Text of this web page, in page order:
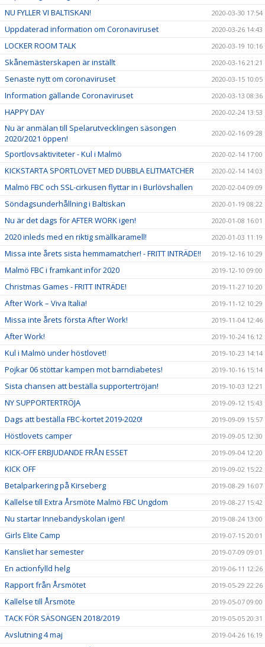
NU FYLLER VI BALTISKAN! 2020-03-30 17:54
Uppdaterad information om Coronaviruset 2020-03-26 14:43
LOCKER ROOM TALK 2020-03-19 10:16
Skånemästerskapen är inställt 2020-03-16 21:21
Senaste nytt om coronaviruset 2020-03-15 10:05
Information gällande Coronaviruset 2020-03-13 08:36
HAPPY DAY 2020-02-24 13:53
Nu är anmälan till Spelarutvecklingen säsongen
2020/2021 öppen!
2020-02-16 09:28
Sportlovsaktiviteter - Kul i Malmö 2020-02-14 17:00
KICKSTARTA SPORTLOVET MED DUBBLA ELITMATCHER 2020-02-14 14:03
Malmö FBC och SSL-cirkusen flyttar in i Burlövshallen 2020-02-04 09:09
Söndagsunderhållning i Baltiskan 2020-01-19 08:22
Nu är det dags för AFTER WORK igen! 2020-01-08 16:01
2020 inleds med en riktig smällkaramell! 2020-01-03 11:19
Missa inte årets sista hemmamatcher! - FRITT INTRÄDE!! 2019-12-16 10:29
Malmö FBC i framkant inför 2020 2019-12-10 09:00
Christmas Games - FRITT INTRÄDE! 2019-11-27 10:20
After Work – Viva Italia! 2019-11-12 10:29
Missa inte årets första After Work! 2019-11-04 12:46
After Work! 2019-10-24 16:12
Kul i Malmö under höstlovet! 2019-10-23 14:14
Pojkar 06 stöttar kampen mot barndiabetes! 2019-10-16 15:14
Sista chansen att beställa supportertröjan! 2019-10-03 12:21
NY SUPPORTERTRÖJA 2019-09-12 15:43
Dags att beställa FBC-kortet 2019-2020! 2019-09-09 15:57
Höstlovets camper 2019-09-05 12:30
KICK-OFF ERBJUDANDE FRÅN ESSET 2019-09-04 12:20
KICK OFF 2019-09-02 15:22
Betalparkering på Kirseberg 2019-08-29 16:07
Kallelse till Extra Årsmöte Malmö FBC Ungdom 2019-08-27 15:42
Nu startar Innebandyskolan igen! 2019-08-24 13:00
Girls Elite Camp 2019-07-15 20:01
Kansliet har semester 2019-07-09 09:01
En actionfylld helg 2019-06-11 12:26
Rapport från Årsmötet 2019-05-29 22:26
Kallelse till Årsmöte 2019-05-07 09:00
TACK FÖR SÄSONGEN 2018/2019 2019-05-05 20:31
Avslutning 4 maj 2019-04-26 16:19